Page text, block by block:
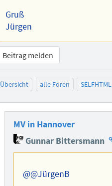
Gruß
Jürgen
Beitrag melden
Übersicht alle Foren
MV in Hannover
Gunnar Bittersmann
@@JürgenB